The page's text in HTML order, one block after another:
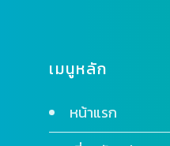
เมนูหลัก
หน้าแรก